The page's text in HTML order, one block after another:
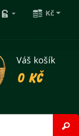
Kč
Váš košík
0 Kč